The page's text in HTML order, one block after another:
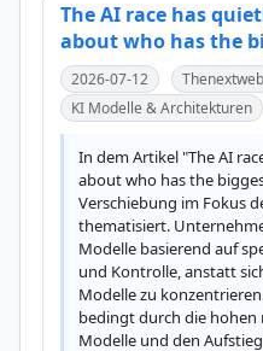
The AI race has
about who has the
2026-07-12
Thenextweb
KI Modelle & Architekturen
In dem Artikel "The AI
about who has the
Verschiebung im Fokus
thematisiert.
Modelle basierend auf
und Kontrolle, anstatt
Modelle zu
bedingt durch die hohen
Modelle und den